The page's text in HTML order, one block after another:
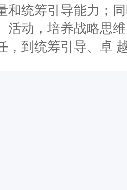
和统筹引导能力；
活动，培养战略思
，到统筹引导、卓